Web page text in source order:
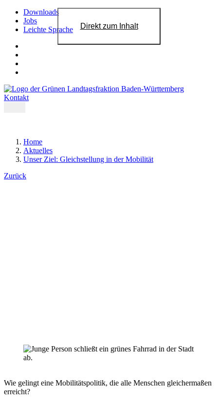
Direkt zum Inhalt
Downloads
Jobs
Leichte Sprache
Kontakt
Home
Aktuelles
Unser Ziel: Gleichstellung in der Mobilität
Zurück
Wie gelingt eine Mobilitätspolitik, die alle Menschen gleichermaßen
erreicht?